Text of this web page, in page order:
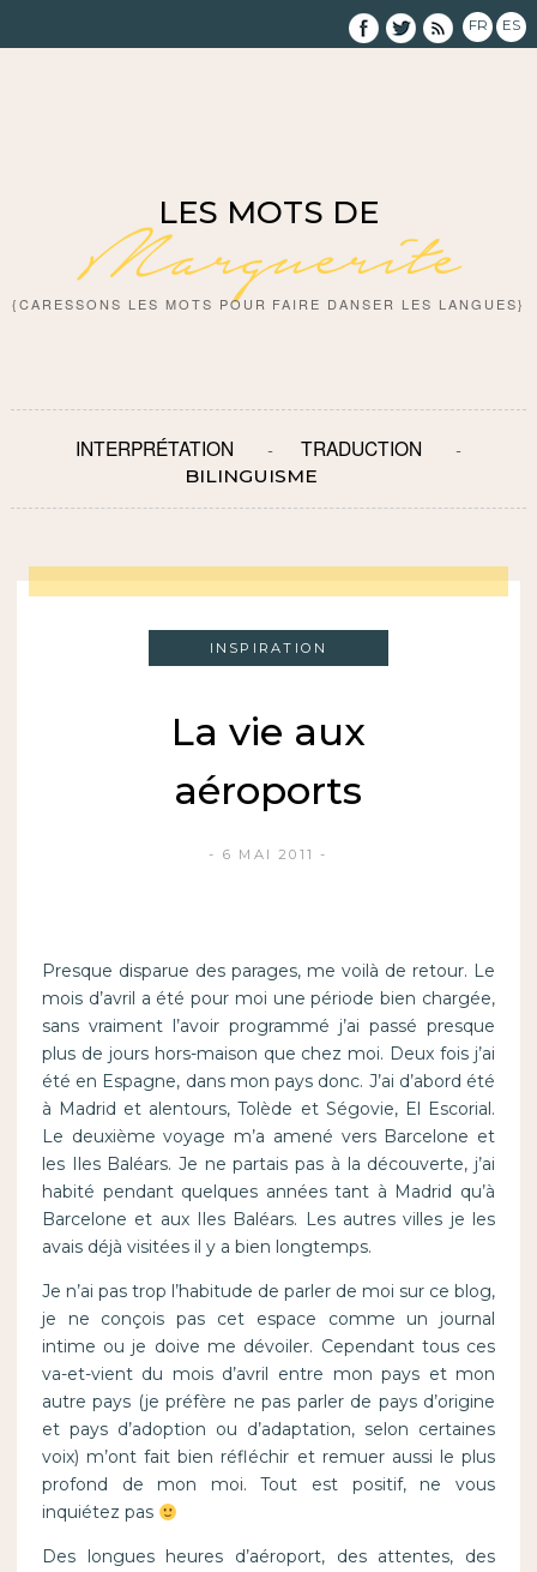
FR ES
LES MOTS DE
Marguerite
{CARESSONS LES MOTS POUR FAIRE DANSER LES LANGUES}
INTERPRÉTATION TRADUCTION
BILINGUISME
INSPIRATION
La vie aux
aéroports
6 MAI 2011
Presque disparue des parages, me voilà de retour. Le
mois d’avril a été pour moi une période bien chargée,
sans vraiment l’avoir programmé j’ai passé presque
plus de jours hors-maison que chez moi. Deux fois j’ai
été en Espagne, dans mon pays donc. J’ai d’abord été
à Madrid et alentours, Tolède et Ségovie, El Escorial.
Le deuxième voyage m’a amené vers Barcelone et
les Iles Baléars. Je ne partais pas à la découverte, j’ai
habité pendant quelques années tant à Madrid qu’à
Barcelone et aux Iles Baléars. Les autres villes je les
avais déjà visitées il y a bien longtemps.
Je n’ai pas trop l’habitude de parler de moi sur ce blog,
je ne conçois pas cet espace comme un journal
intime ou je doive me dévoiler. Cependant tous ces
va-et-vient du mois d’avril entre mon pays et mon
autre pays (je préfère ne pas parler de pays d’origine
et pays d’adoption ou d’adaptation, selon certaines
voix) m’ont fait bien réfléchir et remuer aussi le plus
profond de mon moi. Tout est positif, ne vous
inquiétez pas
Des longues heures d’aéroport, des attentes, des